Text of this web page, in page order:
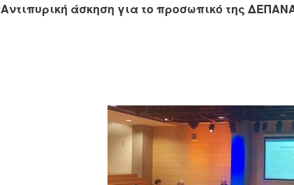
Αντιπυρική άσκηση για το προσωπικό της